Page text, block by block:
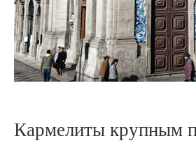
Кармелиты крупным